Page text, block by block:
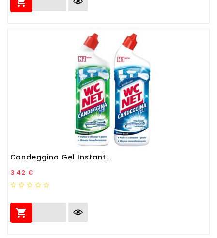
Candeggina Gel Instant...
Prezzo
3,42 €
